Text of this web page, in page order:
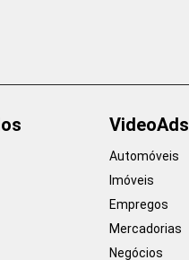
VideoAds
Automóveis
Imóveis
Empregos
Mercadorias
Negócios